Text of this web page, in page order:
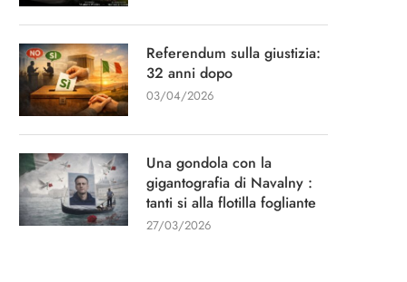
Referendum sulla giustizia:
32 anni dopo
03/04/2026
Una gondola con la
gigantografia di Navalny :
tanti si alla flotilla fogliante
27/03/2026